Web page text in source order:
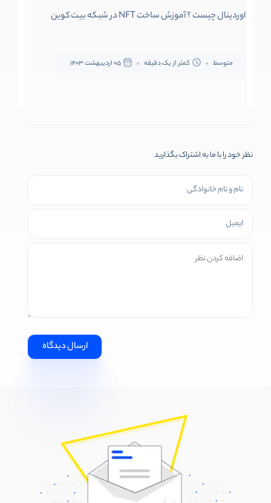
اوردینال چیست ؟ آموزش ساخت NFT در شبکه بیت کوین
متوسط کمتر از یک دقیقه 05 اردیبهشت 1403
نظر خود را با ما به اشتراک بگذارید